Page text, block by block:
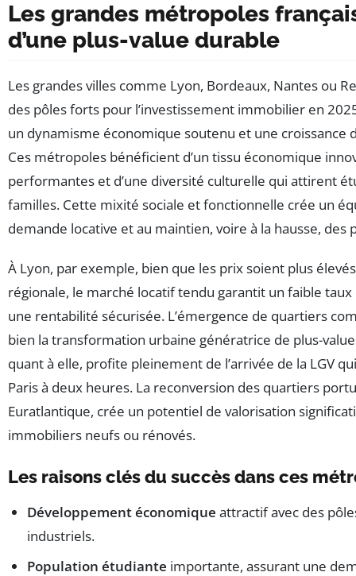
Les grandes métropoles
d’une plus-value durable
Les grandes villes comme Lyon, Bordeaux, Nantes ou
des pôles forts pour l’investissement immobilier en
un dynamisme économique soutenu et une croissance
Ces métropoles bénéficient d’un tissu économique
performantes et d’une diversité culturelle qui attirent
familles. Cette mixité sociale et fonctionnelle crée un
demande locative et au maintien, voire à la hausse, des
À Lyon, par exemple, bien que les prix soient plus
régionale, le marché locatif tendu garantit un faible taux
une rentabilité sécurisée. L’émergence de quartiers
bien la transformation urbaine génératrice de plus-
quant à elle, profite pleinement de l’arrivée de la LGV
Paris à deux heures. La reconversion des quartiers
Euratlantique, crée un potentiel de valorisation
immobiliers neufs ou rénovés.
Les raisons clés du succès dans ces
Développement économique attractif avec des
industriels.
Population étudiante importante, assurant une